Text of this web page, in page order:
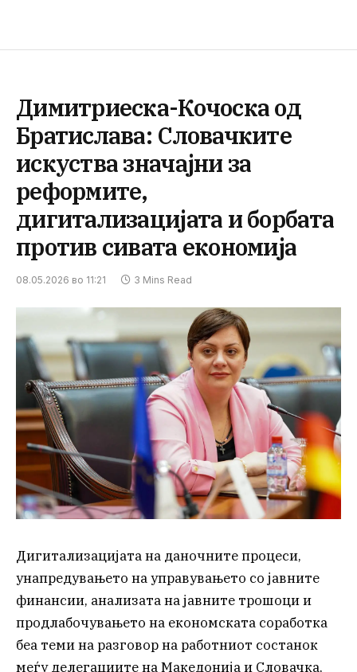
Димитриеска-Кочоска од
Братислава: Словачките
искуства значајни за
реформите,
дигитализацијата и борбата
против сивата економија
08.05.2026 во 11:21 3 Mins Read
Дигитализацијата на даночните процеси,
унапредувањето на управувањето со јавните
финансии, анализата на јавните трошоци и
продлабочувањето на економската соработка
беа теми на разговор на работниот состанок
меѓу делегациите на Македонија и Словачка,